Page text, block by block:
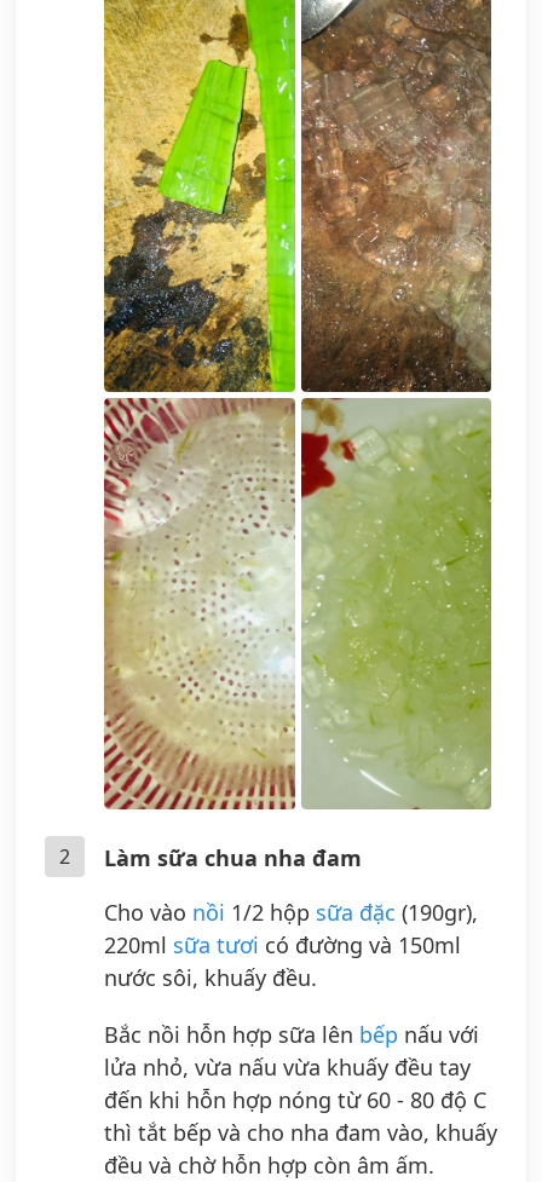
2
Làm sữa chua nha đam
Cho vào nồi 1/2 hộp sữa đặc (190gr),
220ml sữa tươi có đường và 150ml
nước sôi, khuấy đều.
Bắc nồi hỗn hợp sữa lên bếp nấu với
lửa nhỏ, vừa nấu vừa khuấy đều tay
đến khi hỗn hợp nóng từ 60 - 80 độ C
thì tắt bếp và cho nha đam vào, khuấy
đều và chờ hỗn hợp còn âm ấm.